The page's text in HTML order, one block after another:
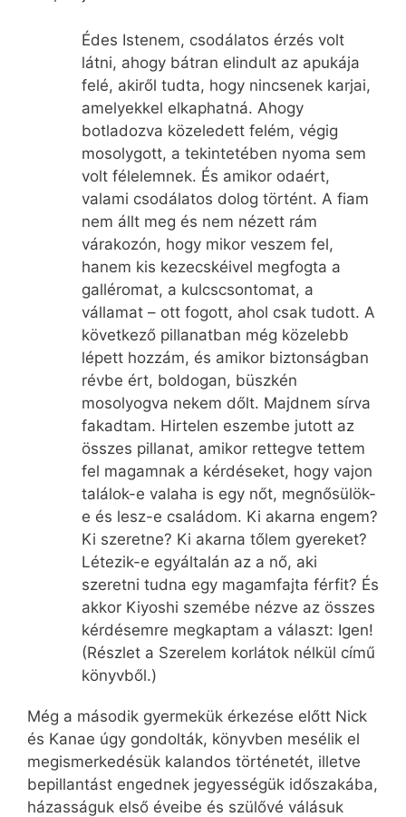
Édes Istenem, csodálatos érzés volt
látni, ahogy bátran elindult az apukája
felé, akiről tudta, hogy nincsenek karjai,
amelyekkel elkaphatná. Ahogy
botladozva közeledett felém, végig
mosolygott, a tekintetében nyoma sem
volt félelemnek. És amikor odaért,
valami csodálatos dolog történt. A fiam
nem állt meg és nem nézett rám
várakozón, hogy mikor veszem fel,
hanem kis kezecskéivel megfogta a
galléromat, a kulcscsontomat, a
vállamat – ott fogott, ahol csak tudott. A
következő pillanatban még közelebb
lépett hozzám, és amikor biztonságban
révbe ért, boldogan, büszkén
mosolyogva nekem dőlt. Majdnem sírva
fakadtam. Hirtelen eszembe jutott az
összes pillanat, amikor rettegve tettem
fel magamnak a kérdéseket, hogy vajon
találok-e valaha is egy nőt, megnősülök-
e és lesz-e családom. Ki akarna engem?
Ki szeretne? Ki akarna tőlem gyereket?
Létezik-e egyáltalán az a nő, aki
szeretni tudna egy magamfajta férfit? És
akkor Kiyoshi szemébe nézve az összes
kérdésemre megkaptam a választ: Igen!
(Részlet a Szerelem korlátok nélkül című
könyvből.)
Még a második gyermekük érkezése előtt Nick
és Kanae úgy gondolták, könyvben mesélik el
megismerkedésük kalandos történetét, illetve
bepillantást engednek jegyességük időszakába,
házasságuk első éveibe és szülővé válásuk